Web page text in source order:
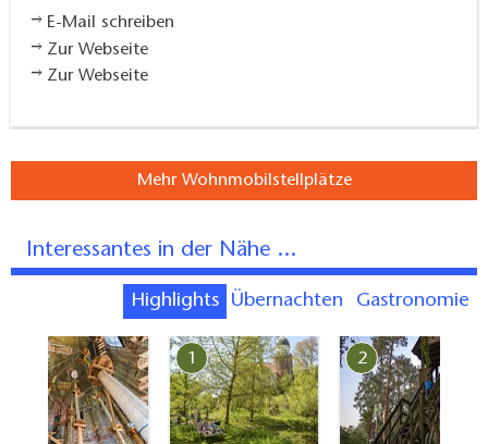
E-Mail schreiben
Zur Webseite
Zur Webseite
Mehr Wohnmobilstellplätze
Interessantes in der Nähe ...
Highlights Übernachten Gastronomie
1 2